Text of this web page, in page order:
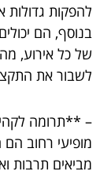
להפקות גדולות
בנוסף, הם
של כל אירוע,
לשבור את
– **תרומה
מופיעי רחוב
מביאים תרבות